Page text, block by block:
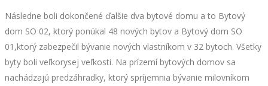
Následne boli dokončené ďalšie dva bytové domu a to Bytový
dom SO 02, ktorý ponúkal 48 nových bytov a Bytový dom SO
01,ktorý zabezpečil bývanie nových vlastníkom v 32 bytoch. Všetky
byty boli veľkorysej veľkosti. Na prízemí bytových domov sa
nachádzajú predzáhradky, ktorý spríjemnia bývanie milovníkom